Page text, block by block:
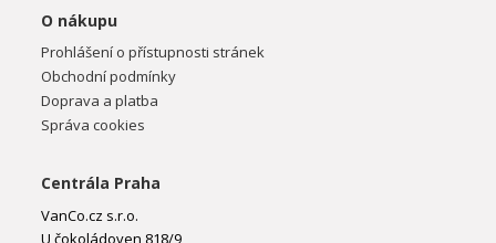
O nákupu
Prohlášení o přístupnosti stránek
Obchodní podmínky
Doprava a platba
Správa cookies
Centrála Praha
VanCo.cz s.r.o.
U čokoládoven 818/9